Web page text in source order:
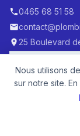
0465 68 51 58
25 Boulevard
Réseau
Nous utilisons
sur notre site.